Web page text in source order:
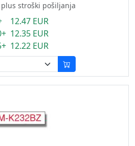
plus stroški pošiljanja
12.47 EUR
12.35 EUR
12.22 EUR